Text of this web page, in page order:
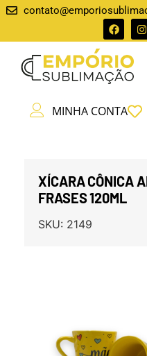
MINHA CONTA
XÍCARA CÔNICA
FRASES 120ML
SKU: 2149